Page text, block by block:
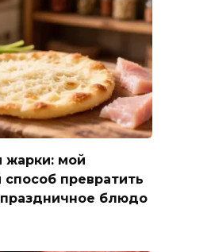
жарки: мой
превратить
блюдо